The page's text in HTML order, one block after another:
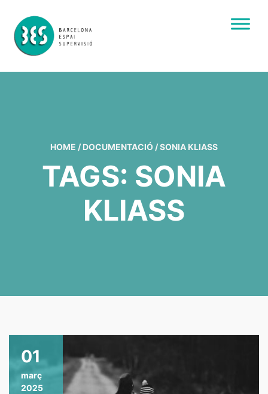
HOME / DOCUMENTACIÓ /SONIA KLIASS
TAGS: SONIA
KLIASS
01
març
2025